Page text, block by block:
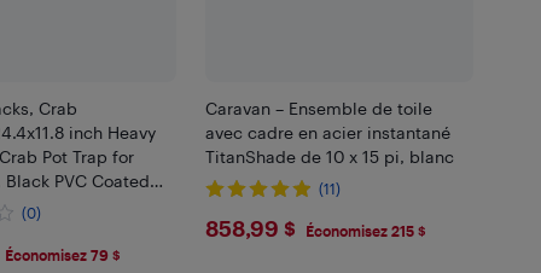
Crab
inch Heavy
Pot Trap for
Black PVC Coated
Stealth,with
Rope
(0)
Économisez 79 $
Caravan – Ensemble de toile
avec cadre en acier instantané
TitanShade de 10 x 15 pi, blanc
(11)
$858.99
858,99 $ Économisez 215 $